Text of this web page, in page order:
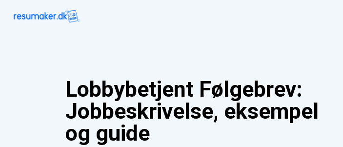
Lobbybetjent Følgebrev:
Jobbeskrivelse, eksempel
og guide